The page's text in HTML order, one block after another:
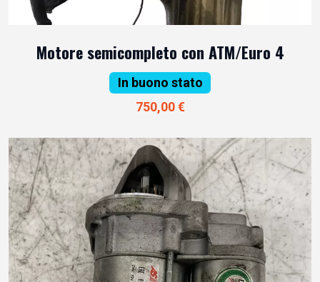
Motore semicompleto con ATM/Euro 4
In buono stato
750,00 €